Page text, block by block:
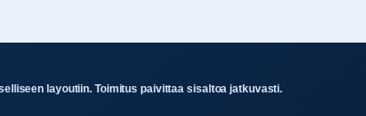
layoutiin. Toimitus paivittaa sisaltoa jatkuvasti.